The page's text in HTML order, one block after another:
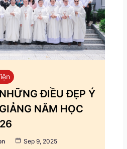
ĐIỀU ĐẸP Ý
NĂM HỌC
Sep 9, 2025